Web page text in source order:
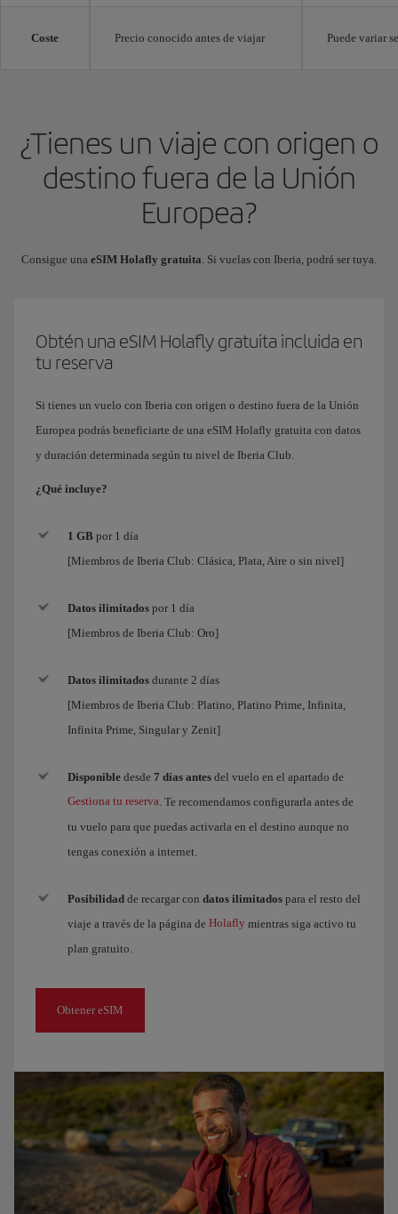
Coste Precio conocido antes de viajar Puede variar
¿Tienes un viaje con origen o
destino fuera de la Unión
Europea?
Consigue una eSIM Holafly gratuita . Si vuelas con Iberia, podrá ser tuya.
Obtén una eSIM Holafly gratuita incluida en
tu reserva
Si tienes un vuelo con Iberia con origen o destino fuera de la Unión
Europea podrás beneficiarte de una eSIM Holafly gratuita con datos
y duración determinada según tu nivel de Iberia Club.
¿Qué incluye?
1 GB por 1 día
[Miembros de Iberia Club: Clásica, Plata, Aire o sin nivel]
Datos ilimitados por 1 día
[Miembros de Iberia Club: Oro]
Datos ilimitados durante 2 días
[Miembros de Iberia Club: Platino, Platino Prime, Infinita,
Infinita Prime, Singular y Zenit]
Disponible desde 7 días antes del vuelo en el apartado de
Gestiona tu reserva . Te recomendamos configurarla antes de
tu vuelo para que puedas activarla en el destino aunque no
tengas conexión a internet.
Posibilidad de recargar con datos ilimitados para el resto del
viaje a través de la página de Holafly mientras siga activo tu
plan gratuito.
Obtener eSIM